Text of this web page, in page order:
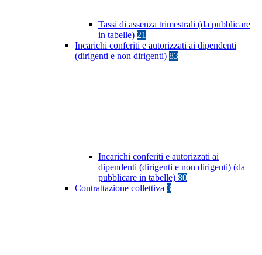
Tassi di assenza trimestrali (da pubblicare
in tabelle) 21
Incarichi conferiti e autorizzati ai dipendenti
(dirigenti e non dirigenti) 83
Incarichi conferiti e autorizzati ai
dipendenti (dirigenti e non dirigenti) (da
pubblicare in tabelle) 80
Contrattazione collettiva 3